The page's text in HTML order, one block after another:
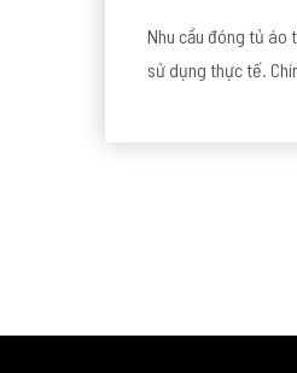
Nhu cầu đóng tủ áo
sử dụng thực tế.